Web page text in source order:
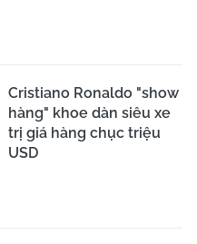
Cristiano Ronaldo "show
hàng" khoe dàn siêu xe
trị giá hàng chục triệu
USD